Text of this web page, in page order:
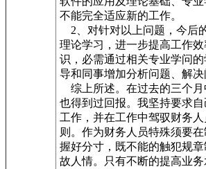
不能完全适应新的工作。
2、对针对以上问题，今后
理论学习，进一步提高工作
识，必需通过相关专业学问
导和同事增加分析问题、解决
综上所述。在过去的三个月
也得到过回报。我坚持要求
工作，并在工作中驾驭财务
则。作为财务人员特殊须要
握好分寸，既不能的触犯规
故人情。只有不断的提高业